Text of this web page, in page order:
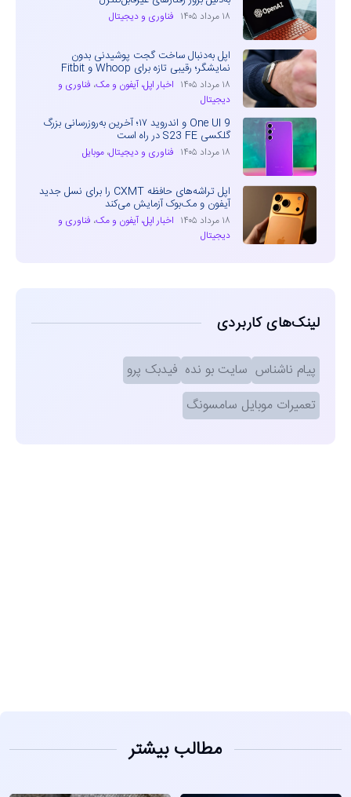
۱۸ مرداد ۱۴۰۵ فناوری و دیجیتال
اپل به‌دنبال ساخت گجت پوشیدنی بدون
نمایشگر؛ رقیبی تازه برای Whoop و Fitbit
۱۸ مرداد ۱۴۰۵ اخبار اپل، آیفون و مک، فناوری و
دیجیتال
One UI 9 و اندروید ۱۷؛ آخرین به‌روزرسانی بزرگ
گلکسی S23 FE در راه است
۱۸ مرداد ۱۴۰۵ فناوری و دیجیتال، موبایل
اپل تراشه‌های حافظه CXMT را برای نسل جدید
آیفون و مک‌بوک آزمایش می‌کند
۱۸ مرداد ۱۴۰۵ اخبار اپل، آیفون و مک، فناوری و
دیجیتال
لینک‌های کاربردی
پیام ناشناس سایت بو نده فیدبک پرو
تعمیرات موبایل سامسونگ
مطالب بیشتر